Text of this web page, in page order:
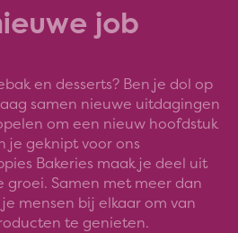
job
en desserts? Ben je dol op
samen nieuwe uitdagingen
om een nieuw hoofdstuk
je geknipt voor ons
Bakeries maak je deel uit
groei. Samen met meer dan
mensen bij elkaar om van
te genieten.